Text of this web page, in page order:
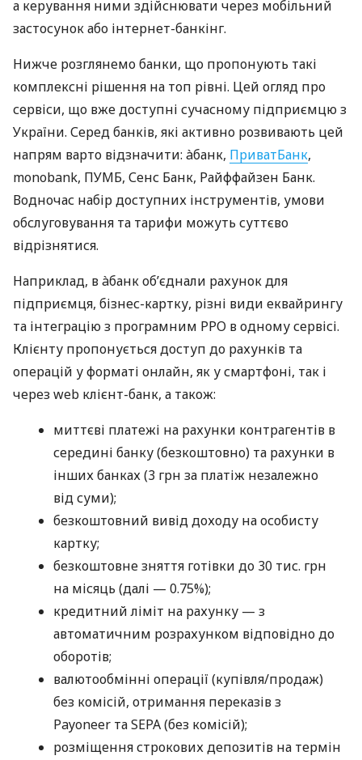
а керування ними здійснювати через мобільний
застосунок або інтернет-банкінг.
Нижче розглянемо банки, що пропонують такі
комплексні рішення на топ рівні. Цей огляд про
сервіси, що вже доступні сучасному підприємцю з
України. Серед банків, які активно розвивають цей
напрям варто відзначити: àбанк, ПриватБанк,
monobank, ПУМБ, Сенс Банк, Райффайзен Банк.
Водночас набір доступних інструментів, умови
обслуговування та тарифи можуть суттєво
відрізнятися.
Наприклад, в àбанк об’єднали рахунок для
підприємця, бізнес-картку, різні види еквайрингу
та інтеграцію з програмним РРО в одному сервісі.
Клієнту пропонується доступ до рахунків та
операцій у форматі онлайн, як у смартфоні, так і
через web клієнт-банк, а також:
миттєві платежі на рахунки контрагентів в
середині банку (безкоштовно) та рахунки в
інших банках (3 грн за платіж незалежно
від суми);
безкоштовний вивід доходу на особисту
картку;
безкоштовне зняття готівки до 30 тис. грн
на місяць (далі — 0.75%);
кредитний ліміт на рахунку — з
автоматичним розрахунком відповідно до
оборотів;
валютообмінні операції (купівля/продаж)
без комісій, отримання переказів з
Payoneer та SEPA (без комісій);
розміщення строкових депозитів на термін